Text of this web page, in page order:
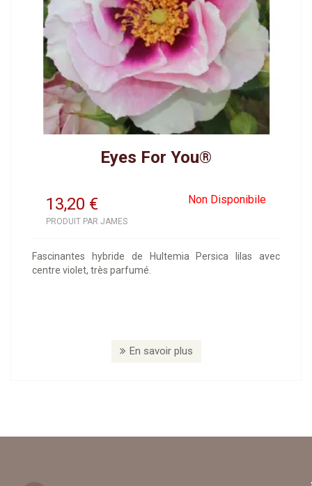
Eyes For You®
13,20 Non Disponibile
€
PRODUIT PAR JAMES
Fascinantes hybride de Hultemia Persica lilas avec
centre violet, très parfumé.
En savoir plus